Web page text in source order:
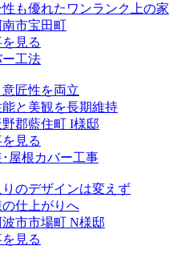
も優れた ワンランク上の家
市宝田町
見る
工法
意匠性を両立
と 美観を長期維持
郡藍住町 I様邸
見る
屋根カバー工事
りのデザインは変えず
の仕上がりへ
市市場町 N様邸
見る